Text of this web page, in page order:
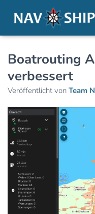
Boatrouting
verbessert
Veröffentlicht von Team